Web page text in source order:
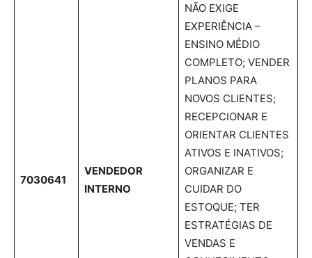
7030641
VENDEDOR
INTERNO
NÃO EXIGE
EXPERIÊNCIA –
ENSINO MÉDIO
COMPLETO; VENDER
PLANOS PARA
NOVOS CLIENTES;
RECEPCIONAR E
ORIENTAR CLIENTES
ATIVOS E INATIVOS;
ORGANIZAR E
CUIDAR DO
ESTOQUE; TER
ESTRATÉGIAS DE
VENDAS E